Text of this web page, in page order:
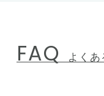
FAQ よくあ